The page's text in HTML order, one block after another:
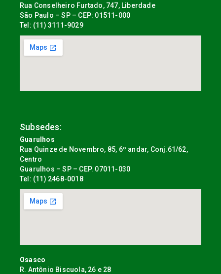
Rua Conselheiro Furtado, 747, Liberdade
São Paulo – SP – CEP: 01511-000
Tel: (11) 3111-9029
Subsedes:
Guarulhos
Rua Quinze de Novembro, 85, 6º andar, Conj.61/62,
Centro
Guarulhos – SP – CEP. 07011-030
Tel: (11) 2468-0018
Osasco
R. Antônio Biscuola, 26 e 28